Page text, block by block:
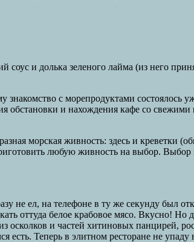
и долька зеленого лайма (из него
с морепродуктами состоялось
обстановки и нахождения кафе со свежими
морская живность: здесь и креветки
любую живность на выбор. Выбор
не ел, на телефоне в ту же секунду был
оттуда белое крабовое мясо. Вкусно!
осколков и частей хитиновых панцирей,
Теперь в элитном ресторане не упаду